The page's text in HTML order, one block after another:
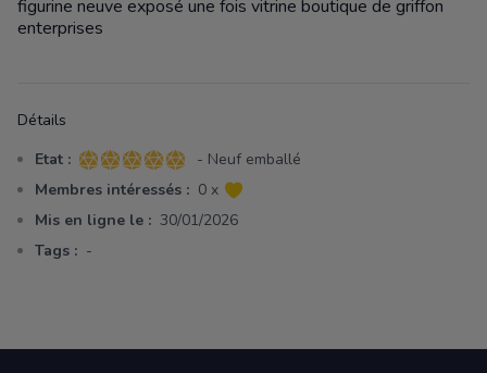
Description
figurine neuve exposé une fois vitrine boutique de griffon
enterprises
Détails
Etat : 5 sur 5 étoiles
- Neuf emballé
Membres intéressés : 0 x
Mis en ligne le : 30/01/2026
Tags : -